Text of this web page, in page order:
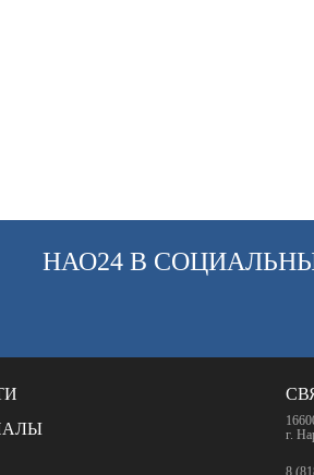
НАО24 В
г.
8